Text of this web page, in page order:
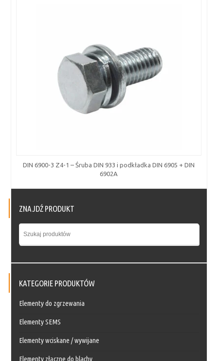
DIN 6900-3 Z4-1 – Śruba DIN 933 i podkładka DIN 6905 + DIN
6902A
ZNAJDŹ PRODUKT
KATEGORIE PRODUKTÓW
Elementy do zgrzewania
Elementy SEMS
Elementy wciskane / wywijane
Elementy złączne do blachy